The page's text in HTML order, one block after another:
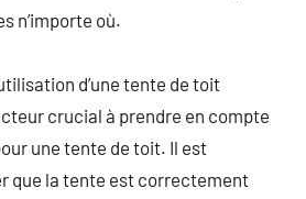
n’importe où.
d’une tente de toit
crucial à prendre en compte
une tente de toit. Il est
que la tente est correctement